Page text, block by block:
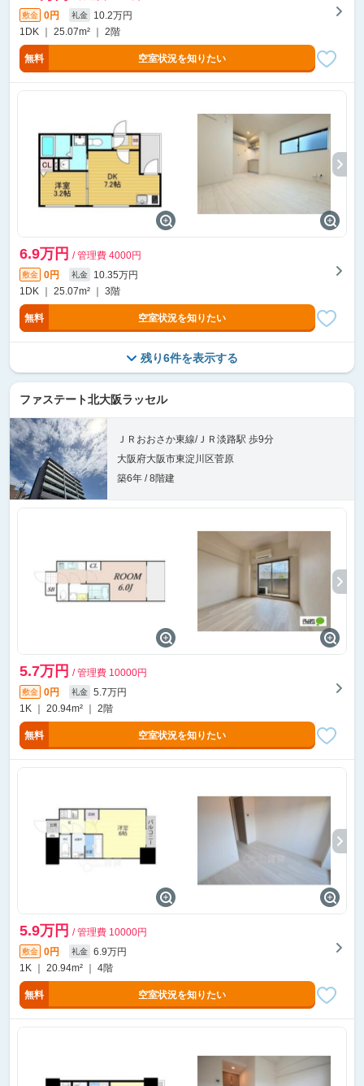
敷金 0円 礼金
10.2万円
1DK ｜ 25.07m² ｜ 2階
無料 空室状況を知りたい
6.9万円 / 管理費 4000円
敷金 0円 礼金
10.35万円
1DK ｜ 25.07m² ｜ 3階
無料 空室状況を知りたい
残り6件を表示する
ファステート北大阪ラッセル
ＪＲおおさか東線/ＪＲ淡路駅 歩9分
大阪府大阪市東淀川区菅原
築6年 / 8階建
5.7万円 / 管理費 10000円
敷金 0円 礼金
5.7万円
1K ｜ 20.94m² ｜ 2階
無料 空室状況を知りたい
5.9万円 / 管理費 10000円
敷金 0円 礼金
6.9万円
1K ｜ 20.94m² ｜ 4階
無料 空室状況を知りたい